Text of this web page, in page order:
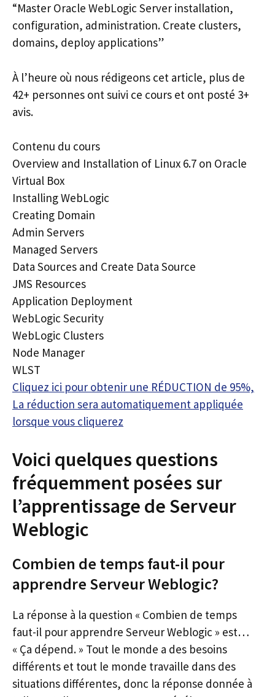
“Master Oracle WebLogic Server installation,
configuration, administration. Create clusters,
domains, deploy applications”
À l’heure où nous rédigeons cet article, plus de
42+ personnes ont suivi ce cours et ont posté 3+
avis.
Contenu du cours
Overview and Installation of Linux 6.7 on Oracle
Virtual Box
Installing WebLogic
Creating Domain
Admin Servers
Managed Servers
Data Sources and Create Data Source
JMS Resources
Application Deployment
WebLogic Security
WebLogic Clusters
Node Manager
WLST
Cliquez ici pour obtenir une RÉDUCTION de 95%,
La réduction sera automatiquement appliquée
lorsque vous cliquerez
Voici quelques questions
fréquemment posées sur
l’apprentissage de Serveur
Weblogic
Combien de temps faut-il pour
apprendre Serveur Weblogic?
La réponse à la question « Combien de temps
faut-il pour apprendre Serveur Weblogic » est…
« Ça dépend. » Tout le monde a des besoins
différents et tout le monde travaille dans des
situations différentes, donc la réponse donnée à